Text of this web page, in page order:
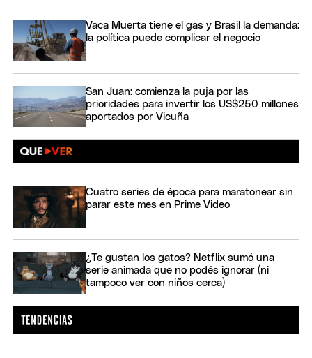
Vaca Muerta tiene el gas y Brasil la demanda:
la política puede complicar el negocio
San Juan: comienza la puja por las
prioridades para invertir los US$250 millones
aportados por Vicuña
Cuatro series de época para maratonear sin
parar este mes en Prime Video
¿Te gustan los gatos? Netflix sumó una
serie animada que no podés ignorar (ni
tampoco ver con niños cerca)